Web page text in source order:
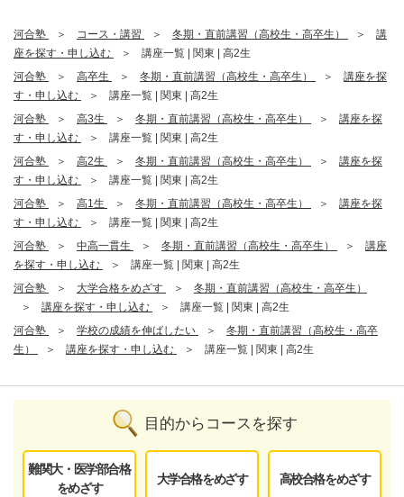
河合塾 コース・講習 冬期・直前講習（高校生・高卒生）
講
座を探す・申し込む
講座一覧 | 関東 | 高2生
河合塾
高卒生 冬期・直前講習（高校生・高卒生）
講座を探
す・申し込む
講座一覧 | 関東 | 高2生
河合塾
高3生 冬期・直前講習（高校生・高卒生）
講座を探
す・申し込む
講座一覧 | 関東 | 高2生
河合塾
高2生 冬期・直前講習（高校生・高卒生）
講座を探
す・申し込む
講座一覧 | 関東 | 高2生
河合塾
高1生 冬期・直前講習（高校生・高卒生）
講座を探
す・申し込む
講座一覧 | 関東 | 高2生
河合塾
中高一貫生 冬期・直前講習（高校生・高卒生）
講座
を探す・申し込む
講座一覧 | 関東 | 高2生
河合塾
大学合格をめざす
冬期・直前講習（高校生・高卒生）
講座を探す・申し込む
講座一覧 | 関東 | 高2生
河合塾
学校の成績を伸ばしたい
冬期・直前講習（高校生・高卒
生）
講座を探す・申し込む 講座一覧 | 関東 | 高2生
目的からコースを探す
難関大・医学部合格
をめざす
大学合格をめざす 高校合格をめざす